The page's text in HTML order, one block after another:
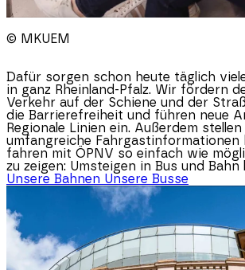
© MKUEM
Dafür sorgen schon heute täglich
in ganz Rheinland-Pfalz. Wir fördern
Verkehr auf der Schiene und der
die Barrierefreiheit und führen neue
Regionale Linien ein. Außerdem
umfangreiche Fahrgastinformationen
fahren mit ÖPNV so einfach wie
zu zeigen: Umsteigen in Bus und Bahn
Unsere Bahnen Unsere Busse